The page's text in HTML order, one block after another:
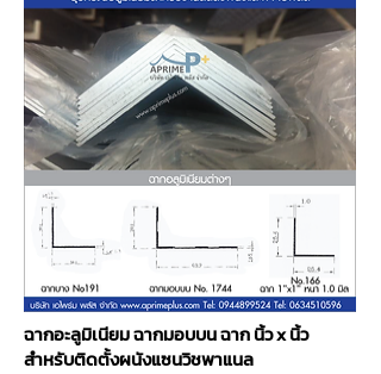
ฉากอะลูมิเนียม ฉากมอบบน ฉาก นิ้ว x นิ้ว
สำหรับติดตั้งผนังแซนวิชพาแนล